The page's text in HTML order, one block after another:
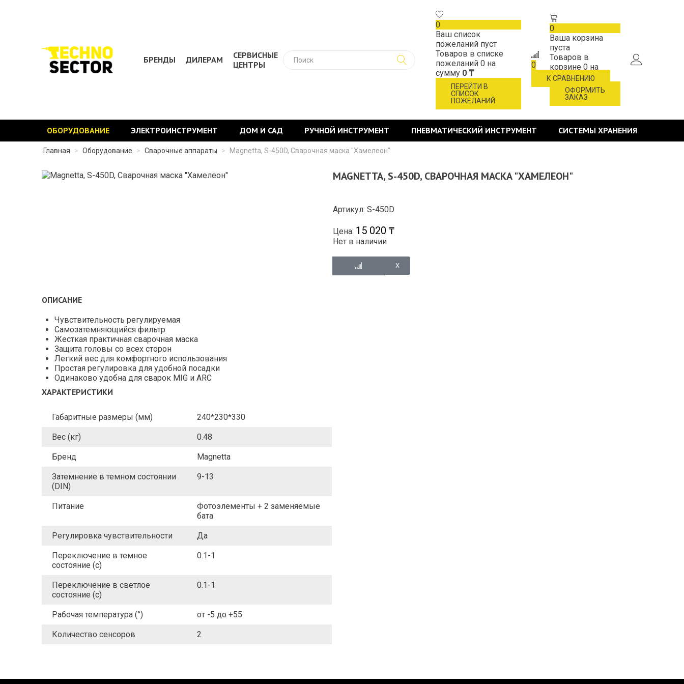
БРЕНДЫ ДИЛЕРАМ
СЕРВИСНЫЕ
ЦЕНТРЫ
0
Ваш список
пожеланий пуст
Товаров в списке
пожеланий 0 на
сумму 0 ₸
ПЕРЕЙТИ В
СПИСОК
ПОЖЕЛАНИЙ
0
К СРАВНЕНИЮ
0
Ваша корзина
пуста
Товаров в
корзине 0 на
сумму0 ₸
ОФОРМИТЬ
ЗАКАЗ
ОБОРУДОВАНИЕ ЭЛЕКТРОИНСТРУМЕНТ ДОМ И САД РУЧНОЙ ИНСТРУМЕНТ ПНЕВМАТИЧЕСКИЙ ИНСТРУМЕНТ СИСТЕМЫ ХРАНЕНИЯ
Главная > Оборудование > Сварочные аппараты > Magnetta, S-450D, Сварочная маска "Хамелеон"
MAGNETTA, S-450D, СВАРОЧНАЯ МАСКА "ХАМЕЛЕОН"
Артикул: S-450D
Цена: 15 020 ₸
Нет в наличии
ОПИСАНИЕ
Чувствительность регулируемая
Самозатемняющийся фильтр
Жесткая практичная сварочная маска
Защита головы со всех сторон
Легкий вес для комфортного использования
Простая регулировка для удобной посадки
Одинаково удобна для сварок MIG и ARC
ХАРАКТЕРИСТИКИ
Габаритные размеры (мм) 240*230*330
Вес (кг) 0.48
Бренд Magnetta
Затемнение в темном состоянии
(DIN)
9-13
Питание
Фотоэлементы + 2 заменяемые
бата
Регулировка чувствительности Да
Переключение в темное
состояние (с)
0.1-1
Переключение в светлое
состояние (с)
0.1-1
Рабочая температура (°) от -5 до +55
Количество сенсоров 2